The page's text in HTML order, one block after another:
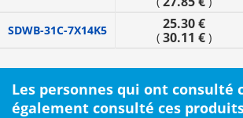
SDWB-31C-7X14K5 25.30 €
( 30.11 €)
Les personnes qui ont consulté
également consulté ces